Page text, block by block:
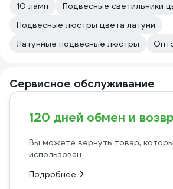
10 ламп
Подвесные светильники
Подвесные люстры цвета латуни
Латунные подвесные люстры
Сервисное обслуживание
120 дней обмен и
Вы можете вернуть товар,
использован
Подробнее